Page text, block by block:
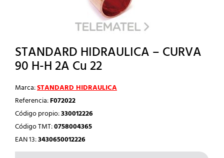
STANDARD HIDRAULICA – CURVA
90 H-H 2A Cu 22
Marca:STANDARD HIDRAULICA
Referencia:F072022
Código propio:330012226
Código TMT:0758004365
EAN 13:3430650012226